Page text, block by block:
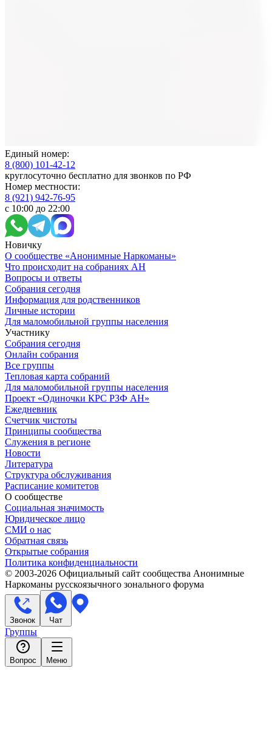
Единый номер:
8 (800) 101-42-12
круглосуточно бесплатно для звонков по РФ
Номер местности:
8 (921) 942-76-95
с 10:00 до 22:00
Новичку
О сообществе «Анонимные Наркоманы»
Что происходит на собраниях АН
Вопросы и ответы
Собрания сегодня
Информация для родственников
Личные истории
Для маломобильной группы населения
Участнику
Собрания сегодня
Онлайн собрания
Все группы
Тепловая карта собраний
Для маломобильной группы населения
Проект «Одиночки КРС РЗФ АН»
Ежедневник
Счетчик чистоты
Принципы сообщества
Служения в регионе
Новости
Литература
Структура обслуживания
Расписание комитетов
О сообществе
Социальная значимость
Юридическое лицо
СМИ о нас
Обратная связь
Открытые собрания
Политика конфиденциальности
© 2003-2026 Официальный сайт сообщества Анонимные
Наркоманы русскоязычного зонального форума
Звонок Чат
Группы
Вопрос Меню